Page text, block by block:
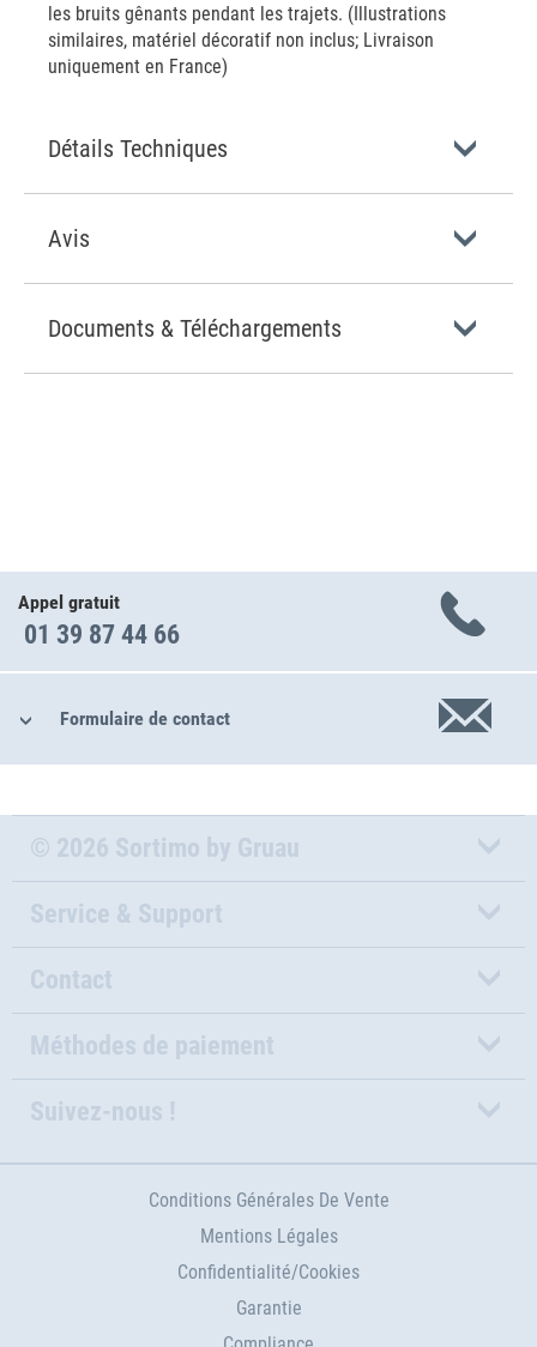
les bruits gênants pendant les trajets. (Illustrations
similaires, matériel décoratif non inclus; Livraison
uniquement en France)
Détails Techniques
Avis
Documents & Téléchargements
Appel gratuit
01 39 87 44 66
Formulaire de contact
© 2026 Sortimo by Gruau
Service & Support
Contact
Méthodes de paiement
Suivez-nous !
Conditions Générales De Vente
Mentions Légales
Confidentialité/Cookies
Garantie